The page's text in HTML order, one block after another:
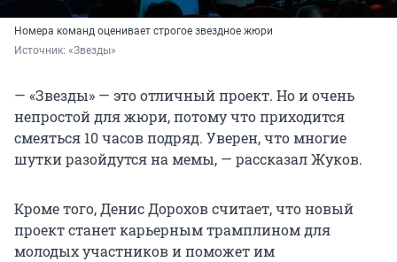
Номера команд оценивает строгое звездное жюри
Источник: «Звезды»
— «Звезды» — это отличный проект. Но и очень
непростой для жюри, потому что приходится
смеяться 10 часов подряд. Уверен, что многие
шутки разойдутся на мемы, — рассказал Жуков.
Кроме того, Денис Дорохов считает, что новый
проект станет карьерным трамплином для
молодых участников и поможет им